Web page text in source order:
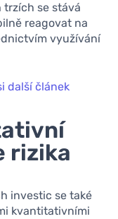
trzích se stává
reagovat na
využívání
další článek
rizika
investic se také
kvantitativními